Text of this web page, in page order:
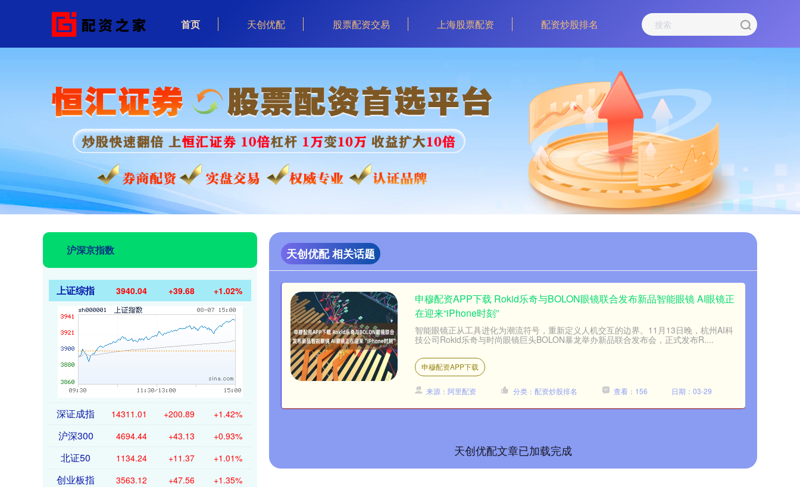
首页 天创优配 股票配资交易 上海股票配资 配资炒股排名
天创优配 相关话题
申穆配资APP下载 Rokid乐奇与BOLON眼镜联合发布新品智能眼镜 AI眼镜正
在迎来“iPhone时刻”
智能眼镜正从工具进化为潮流符号，重新定义人机交互的边界。11月13日晚，杭州AI科
技公司Rokid乐奇与时尚眼镜巨头BOLON暴龙举办新品联合发布会，正式发布R....
申穆配资APP下载
来源：阿里配资 分类：配资炒股排名 查看：156 日期：03-29
天创优配文章已加载完成
沪深京指数
上证综指 3940.04 +39.68 +1.02%
深证成指 14311.01 +200.89 +1.42%
沪深300 4694.44 +43.13 +0.93%
北证50 1134.24 +11.37 +1.01%
创业板指 3563.12 +47.56 +1.35%